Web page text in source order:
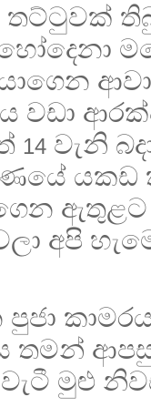
තට්ටුවක්
වඩා
14 වැනි
ඇතුළට
අපි
පුජා
තමන්
මුළු